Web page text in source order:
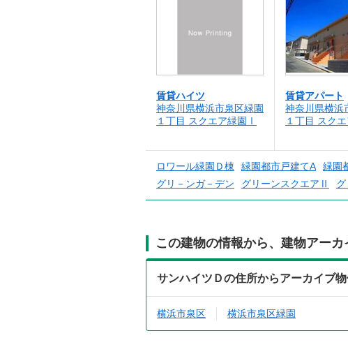
賃貸ハイツ
神奈川県横浜市泉区緑園
１丁目 スクエア緑園Ⅰ
賃貸アパート
神奈川県横浜
１丁目 スク
ロワール緑園Ｄ棟 緑園都市戸建てA 緑園
グリ－ンガ－デン
グリーンスクエアⅡ
この建物の情報から、建物アー
サンハイツＤの住所からアーカイブ
横浜市泉区 横浜市泉区緑園